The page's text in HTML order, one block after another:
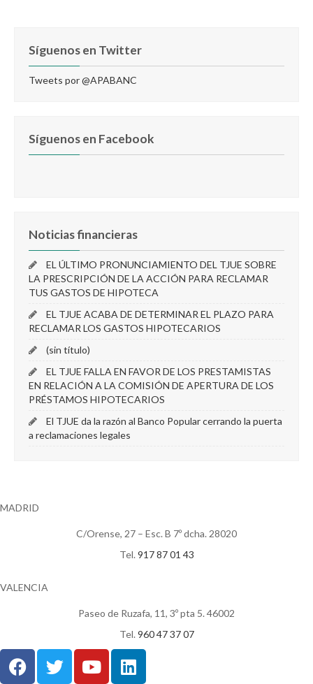
Síguenos en Twitter
Tweets por @APABANC
Síguenos en Facebook
Noticias financieras
EL ÚLTIMO PRONUNCIAMIENTO DEL TJUE SOBRE
LA PRESCRIPCIÓN DE LA ACCIÓN PARA RECLAMAR
TUS GASTOS DE HIPOTECA
EL TJUE ACABA DE DETERMINAR EL PLAZO PARA
RECLAMAR LOS GASTOS HIPOTECARIOS
(sin título)
EL TJUE FALLA EN FAVOR DE LOS PRESTAMISTAS
EN RELACIÓN A LA COMISIÓN DE APERTURA DE LOS
PRÉSTAMOS HIPOTECARIOS
El TJUE da la razón al Banco Popular cerrando la puerta
a reclamaciones legales
MADRID
C/Orense, 27 – Esc. B 7º dcha. 28020
Tel. 917 87 01 43
VALENCIA
Paseo de Ruzafa, 11, 3º pta 5. 46002
Tel. 960 47 37 07